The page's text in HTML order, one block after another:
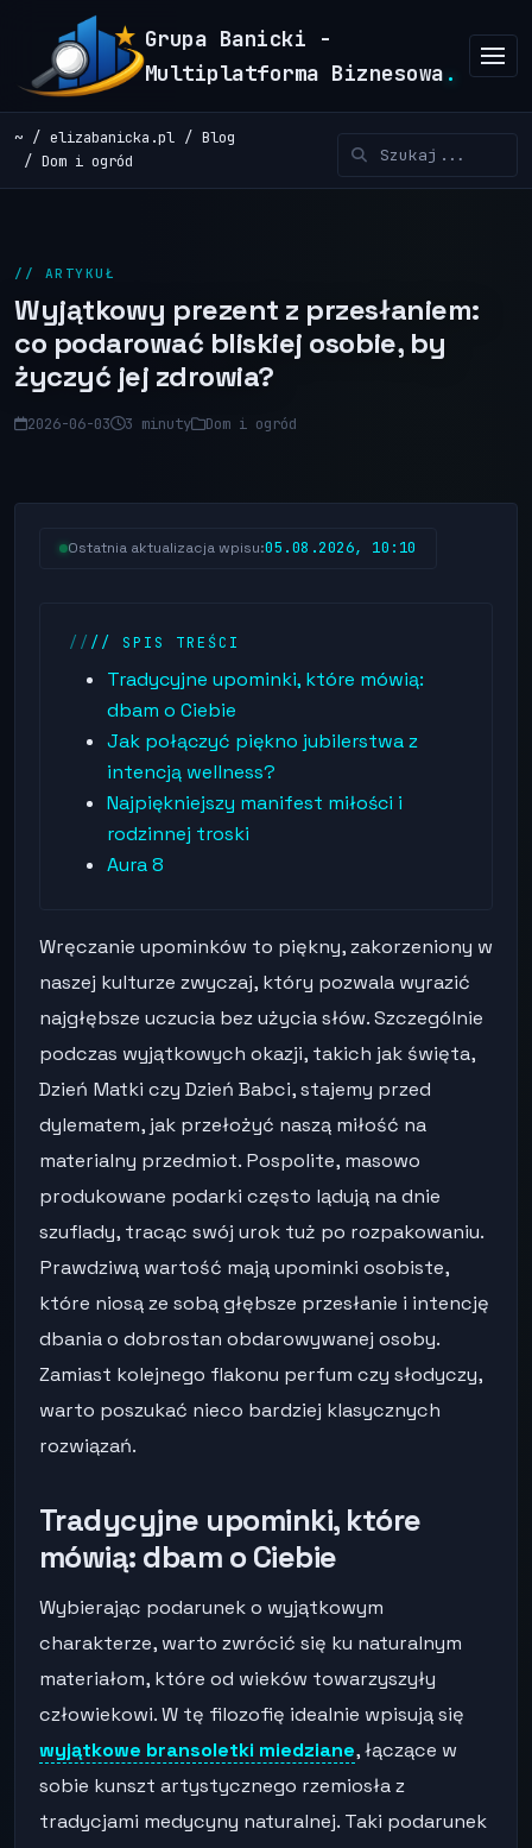
Grupa Banicki -
Multiplatforma Biznesowa .
~ elizabanicka.pl
Blog
Dom i ogród
// ARTYKUŁ
Wyjątkowy prezent z przesłaniem:
co podarować bliskiej osobie, by
życzyć jej zdrowia?
2026-06-03 3 minuty Dom i ogród
Ostatnia aktualizacja wpisu:05.08.2026, 10:10
// SPIS TREŚCI
Tradycyjne upominki, które mówią:
dbam o Ciebie
Jak połączyć piękno jubilerstwa z
intencją wellness?
Najpiękniejszy manifest miłości i
rodzinnej troski
Aura 8
Wręczanie upominków to piękny, zakorzeniony w
naszej kulturze zwyczaj, który pozwala wyrazić
najgłębsze uczucia bez użycia słów. Szczególnie
podczas wyjątkowych okazji, takich jak święta,
Dzień Matki czy Dzień Babci, stajemy przed
dylematem, jak przełożyć naszą miłość na
materialny przedmiot. Pospolite, masowo
produkowane podarki często lądują na dnie
szuflady, tracąc swój urok tuż po rozpakowaniu.
Prawdziwą wartość mają upominki osobiste,
które niosą ze sobą głębsze przesłanie i intencję
dbania o dobrostan obdarowywanej osoby.
Zamiast kolejnego flakonu perfum czy słodyczy,
warto poszukać nieco bardziej klasycznych
rozwiązań.
Tradycyjne upominki, które
mówią: dbam o Ciebie
Wybierając podarunek o wyjątkowym
charakterze, warto zwrócić się ku naturalnym
materiałom, które od wieków towarzyszyły
człowiekowi. W tę filozofię idealnie wpisują się
wyjątkowe bransoletki miedziane, łączące w
sobie kunszt artystycznego rzemiosła z
tradycjami medycyny naturalnej. Taki podarunek